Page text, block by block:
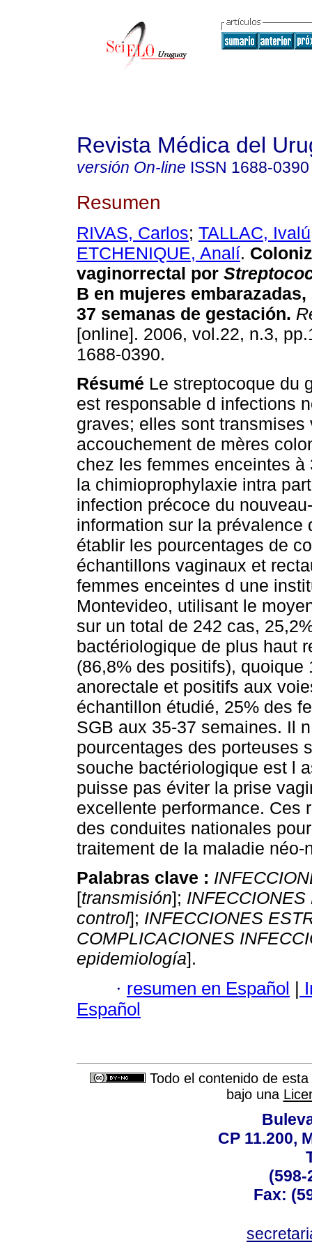
Revista Médica del
versión On-line ISSN 1688-0390
Resumen
RIVAS, Carlos; TALLAC, Ivalú
ETCHENIQUE, Analí.
vaginorrectal por
B en mujeres
37 semanas de gestación.
[online]. 2006, vol.22, n.3,
1688-0390.
Résumé Le streptocoque du
est responsable d infections
graves; elles sont
accouchement de mères
chez les femmes enceintes
la chimioprophylaxie intra
infection précoce du
information sur la
établir les pourcentages de
échantillons vaginaux et
femmes enceintes d une
Montevideo, utilisant le
sur un total de 242 cas,
bactériologique de plus haut
(86,8% des positifs),
anorectale et positifs aux
échantillon étudié, 25% des
SGB aux 35-37 semaines. Il
pourcentages des porteuses
souche bactériologique est l
puisse pas éviter la prise
excellente performance. Ces
des conduites nationales
traitement de la maladie néo-
Palabras clave :
[transmisión];
control]; INFECCIONES
COMPLICACIONES
epidemiología].
· resumen en Español |
Español
Todo el contenido de
bajo una
CP 11.200,
(598-
Fax: